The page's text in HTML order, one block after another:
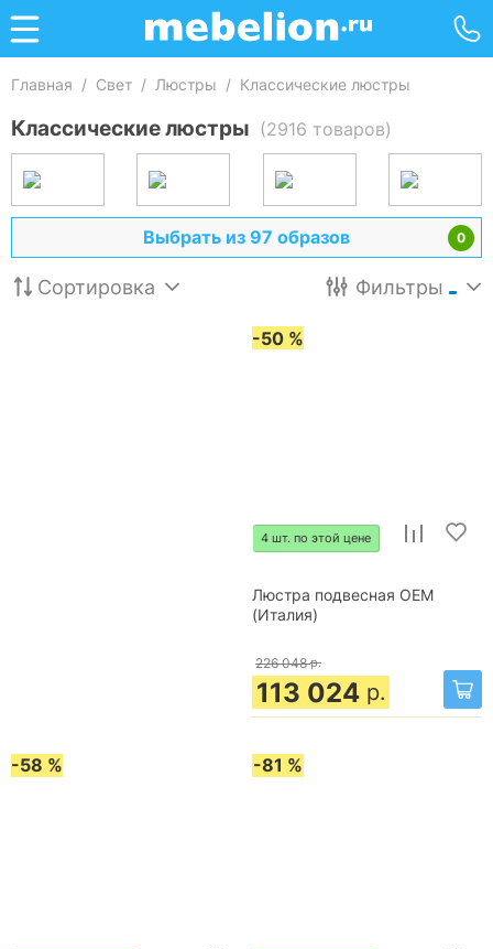
Главная / Свет / Люстры / Классические люстры
Классические люстры (2916 товаров)
0
Выбрать из 97 образов
Сортировка Фильтры
-50 %
4 шт. по этой цене
Люстра подвесная OEM
(Италия)
226 048 р.
113 024 р.
-58 % -81 %